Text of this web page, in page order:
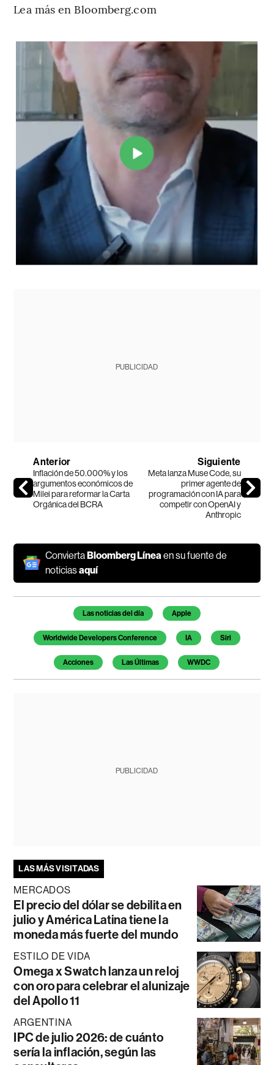
Lea más en Bloomberg.com
PUBLICIDAD
Anterior
Inflación de 50.000% y los
argumentos económicos de
Milei para reformar la Carta
Orgánica del BCRA
Siguiente
Meta lanza Muse Code, su
primer agente de
programación con IA para
competir con OpenAI y
Anthropic
ConviertaBloomberg Línea en su fuente de
noticiasaquí
Temas de este artículo
Las noticias del día Apple
Worldwide Developers Conference IA Siri
Acciones Las Últimas WWDC
PUBLICIDAD
LAS MÁS VISITADAS
MERCADOS
El precio del dólar se debilita en
julio y América Latina tiene la
moneda más fuerte del mundo
ESTILO DE VIDA
Omega x Swatch lanza un reloj
con oro para celebrar el alunizaje
del Apollo 11
ARGENTINA
IPC de julio 2026: de cuánto
sería la inflación, según las